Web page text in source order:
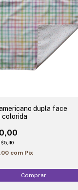
dupla face
com Pix